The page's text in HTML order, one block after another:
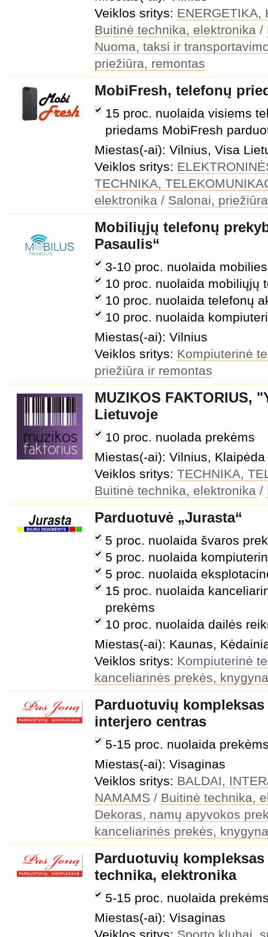
Veiklos sritys: ENERGETIKA,
Buitinė technika, elektronika /
Nuoma, taksi ir
priežiūra, remontas
MobiFresh, telefonų
15 proc. nuolaida visiems
priedams MobiFresh
Miestas(-ai): Vilnius, Visa
Veiklos sritys:
TECHNIKA,
elektronika / Salonai,
Mobiliųjų telefonų
Pasaulis“
3-10 proc. nuolaida
10 proc. nuolaida mobiliųjų
10 proc. nuolaida telefonų
10 proc. nuolaida
Miestas(-ai): Vilnius
Veiklos sritys: Kompiuterinė
priežiūra ir remontas
MUZIKOS FAKTORIUS,
Lietuvoje
10 proc. nuolada prekėms
Miestas(-ai): Vilnius, Klaipėda
Veiklos sritys: TECHNIKA,
Buitinė technika, elektronika /
Parduotuvė „Jurasta“
5 proc. nuolaida švaros
5 proc. nuolaida
5 proc. nuolaida
15 proc. nuolaida
prekėms
10 proc. nuolaida dailės
Miestas(-ai): Kaunas,
Veiklos sritys: Kompiuterinė
kanceliarinės prekės,
Parduotuvių
interjero centras
5-15 proc. nuolaida
Miestas(-ai): Visaginas
Veiklos sritys: BALDAI,
NAMAMS / Buitinė technika,
Dekoras, namų apyvokos
kanceliarinės prekės,
Parduotuvių
technika, elektronika
5-15 proc. nuolaida
Miestas(-ai): Visaginas